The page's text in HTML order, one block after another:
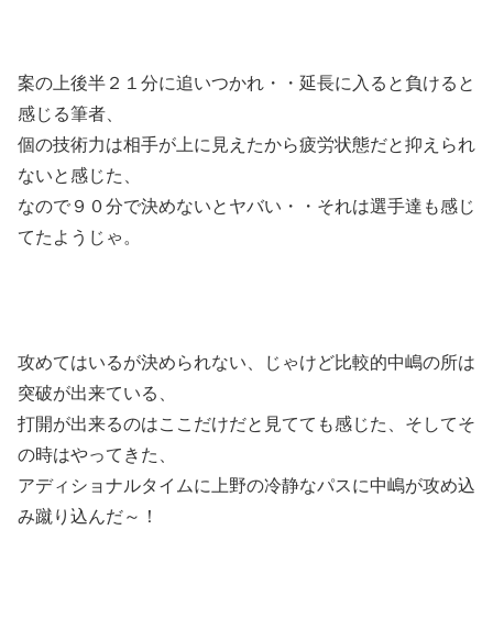
案の上後半２１分に追いつかれ・・延長に入ると負けると
感じる筆者、
個の技術力は相手が上に見えたから疲労状態だと抑えられ
ないと感じた、
なので９０分で決めないとヤバい・・それは選手達も感じ
てたようじゃ。
攻めてはいるが決められない、じゃけど比較的中嶋の所は
突破が出来ている、
打開が出来るのはここだけだと見てても感じた、そしてそ
の時はやってきた、
アディショナルタイムに上野の冷静なパスに中嶋が攻め込
み蹴り込んだ～！